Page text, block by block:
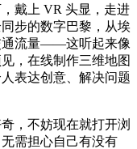
戴上 VR 头显，走进
步的数字巴黎，从埃
通流量——这听起来像
，在线制作三维地图
表达创意、解决问题
，不妨现在就打开浏
需担心自己有没有